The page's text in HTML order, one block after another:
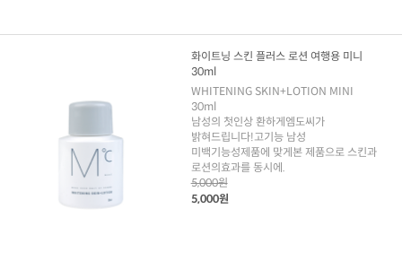
화이트닝 스킨 플러스 로션 여행용 미니
30ml
WHITENING SKIN+LOTION MINI
30ml
남성의 첫인상 환하게엠도씨가
밝혀드립니다!고기능 남성
미백기능성제품에 맞게본 제품으로 스킨과
로션의효과를 동시에.
5,000원
5,000원